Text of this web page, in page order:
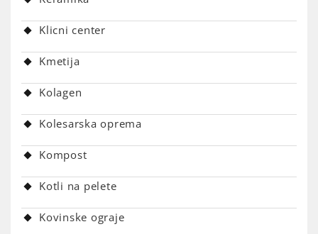
Klicni center
Kmetija
Kolagen
Kolesarska oprema
Kompost
Kotli na pelete
Kovinske ograje